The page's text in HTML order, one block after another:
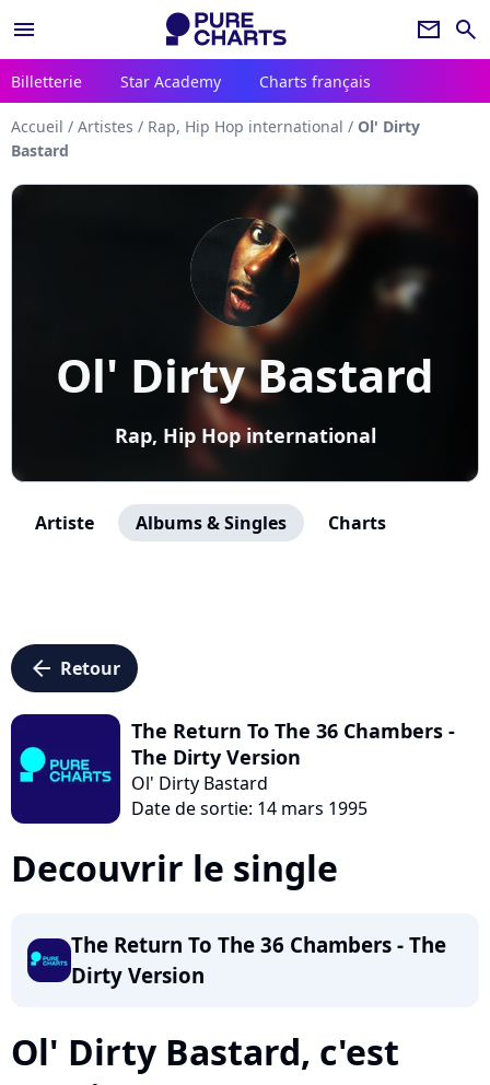
menu newsletter search
Billetterie Star Academy Charts français
Accueil / Artistes / Rap, Hip Hop international / Ol' Dirty
Bastard
Ol' Dirty Bastard
Rap, Hip Hop international
Artiste Albums & Singles Charts
arrow_left Retour
The Return To The 36 Chambers -
The Dirty Version
Ol' Dirty Bastard
Date de sortie: 14 mars 1995
Decouvrir le single
The Return To The 36 Chambers - The
Dirty Version
Ol' Dirty Bastard, c'est